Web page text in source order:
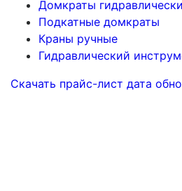
Домкраты
Подкатные домкраты
Краны ручные
Гидравлический
Скачать прайс-лист дата